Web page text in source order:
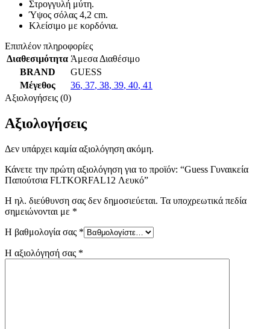
Στρογγυλή μύτη.
Ύψος σόλας 4,2 cm.
Κλείσιμο με κορδόνια.
Επιπλέον πληροφορίες
Διαθεσιμότητα Άμεσα Διαθέσιμο
BRAND
GUESS
Μέγεθος
36, 37, 38, 39, 40, 41
Αξιολογήσεις (0)
Αξιολογήσεις
Δεν υπάρχει καμία αξιολόγηση ακόμη.
Κάνετε την πρώτη αξιολόγηση για το προϊόν: “Guess Γυναικεία
Παπούτσια FLTKORFAL12 Λευκό”
Η ηλ. διεύθυνση σας δεν δημοσιεύεται. Τα υποχρεωτικά πεδία
σημειώνονται με *
Η βαθμολογία σας *
Η αξιολόγησή σας *